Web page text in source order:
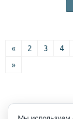
« 2 3 4
»